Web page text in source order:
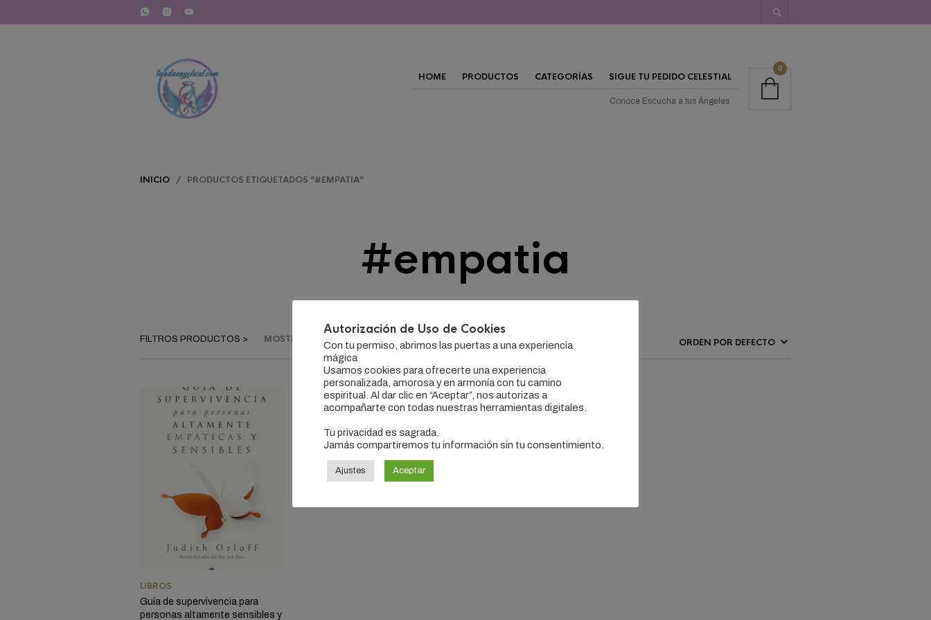
HOME PRODUCTOS CATEGORÍAS SIGUE TU PEDIDO CELESTIAL
Conoce Escucha a tus Ángeles
0
INICIO / PRODUCTOS ETIQUETADOS “#EMPATIA”
#empatia
MOSTRANDO EL ÚNICO RESULTADO
LIBROS
Guía de supervivencia para
personas altamente sensibles y
Autorización de Uso de Cookies
Con tu permiso, abrimos las puertas a una experiencia
mágica
Usamos cookies para ofrecerte una experiencia
personalizada, amorosa y en armonía con tu camino
espiritual. Al dar clic en “Aceptar”, nos autorizas a
acompañarte con todas nuestras herramientas digitales.
Tu privacidad es sagrada.
Jamás compartiremos tu información sin tu consentimiento.
Ajustes Aceptar